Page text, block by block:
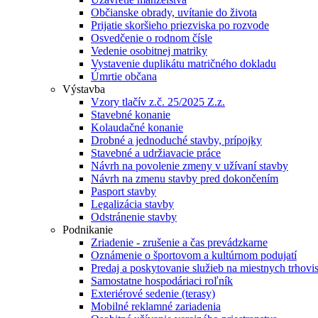
Občianske obrady, uvítanie do života
Prijatie skoršieho priezviska po rozvode
Osvedčenie o rodnom čísle
Vedenie osobitnej matriky
Vystavenie duplikátu matričného dokladu
Úmrtie občana
Výstavba
Vzory tlačív z.č. 25/2025 Z.z.
Stavebné konanie
Kolaudačné konanie
Drobné a jednoduché stavby, prípojky
Stavebné a udržiavacie práce
Návrh na povolenie zmeny v užívaní stavby
Návrh na zmenu stavby pred dokončením
Pasport stavby
Legalizácia stavby
Odstránenie stavby
Podnikanie
Zriadenie - zrušenie a čas prevádzkarne
Oznámenie o športovom a kultúrnom podujatí
Predaj a poskytovanie služieb na miestnych
Samostatne hospodáriaci roľník
Exteriérové sedenie (terasy)
Mobilné reklamné zariadenia